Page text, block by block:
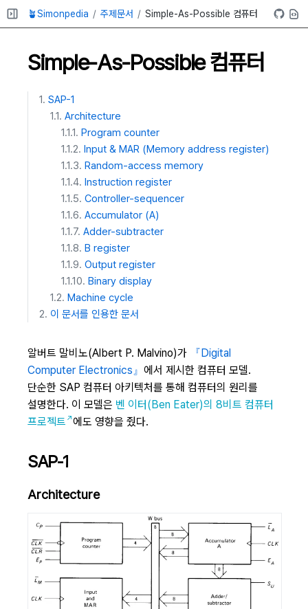
🪴Simonpedia 주제문서 Simple-As-Possible 컴퓨터
Simple-As-Possible 컴퓨터
SAP-1
Architecture
Program counter
Input & MAR (Memory address register)
Random-access memory
Instruction register
Controller-sequencer
Accumulator (A)
Adder-subtracter
B register
Output register
Binary display
Machine cycle
이 문서를 인용한 문서
알버트 말비노(Albert P. Malvino)가
『Digital
Computer Electronics』 에서 제시한 컴퓨터 모델.
단순한 SAP 컴퓨터 아키텍처를 통해 컴퓨터의 원리를
설명한다. 이 모델은 벤 이터(Ben Eater)의 8비트 컴퓨터
프로젝트 에도 영향을 줬다.
SAP-1
Architecture